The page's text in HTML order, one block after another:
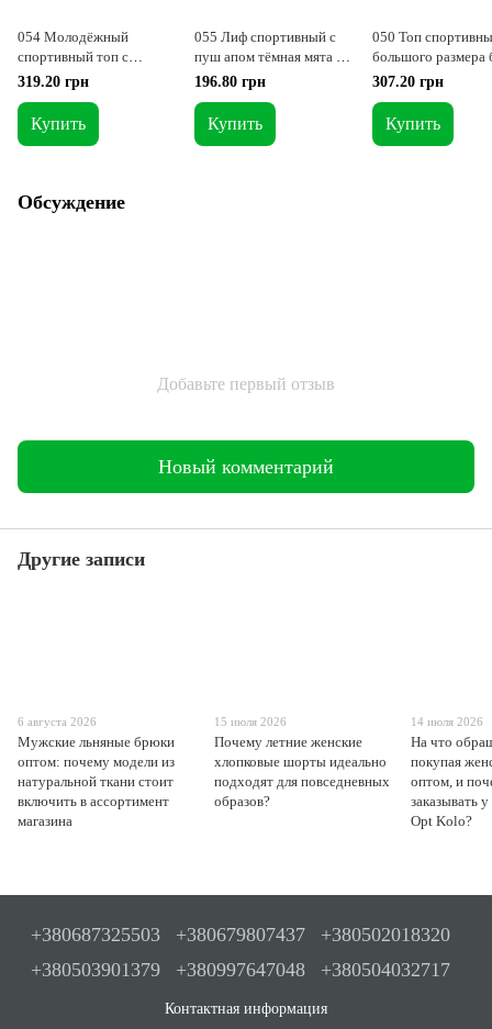
054 Молодёжный
спортивный топ с
длинным рукавом цвета
319.20 грн
Купить
055 Лиф спортивный с
пуш апом тёмная мята S
= 42 - 44 p
196.80 грн
Купить
050 Топ
большого размера
пуш апа фуксия
307.20 грн
Купить
Обсуждение
Добавьте первый отзыв
Новый комментарий
Другие записи
6 августа 2026
Мужские льняные брюки
оптом: почему модели из
натуральной ткани стоит
включить в ассортимент
магазина
15 июля 2026
Почему летние женские
хлопковые шорты идеально
подходят для повседневных
образов?
14 июля 2026
На что
покупая
оптом, и
заказывать
Opt Kolo?
+380687325503 +380679807437
+380502018320
+380503901379
+380997647048 +380504032717
Контактная информация